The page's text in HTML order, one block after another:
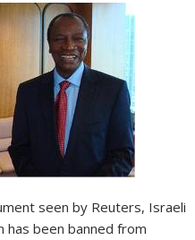
seen by Reuters, Israeli
has been banned from